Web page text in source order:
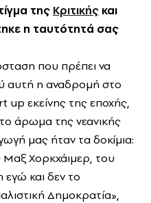
της Κριτικής και
η ταυτότητά σας
που πρέπει να
αυτή η αναδρομή στο
up εκείνης της εποχής,
άρωμα της νεανικής
μας ήταν τα δοκίμια:
Χορκχάιμερ, του
και δεν το
Δημοκρατία»,